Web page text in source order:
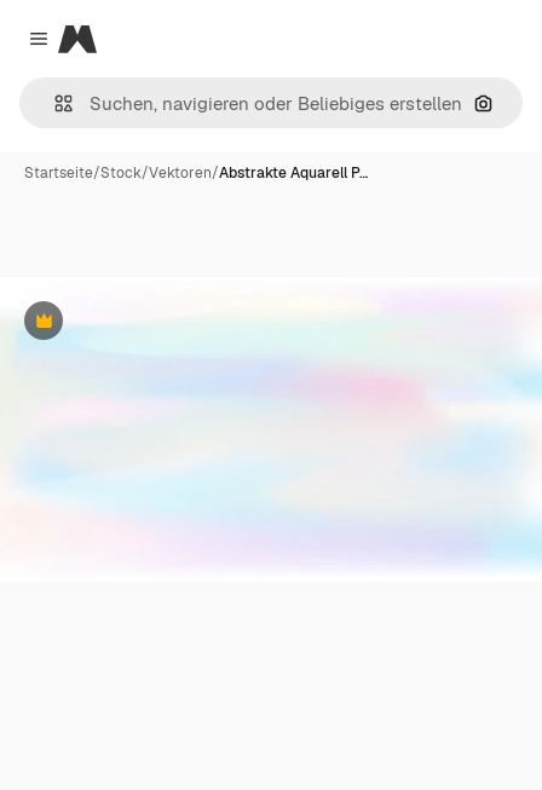
Close menu
Magnific
Nach
Startseite/Stock/Vektoren/Abstrakte Aquarell P…
Premium